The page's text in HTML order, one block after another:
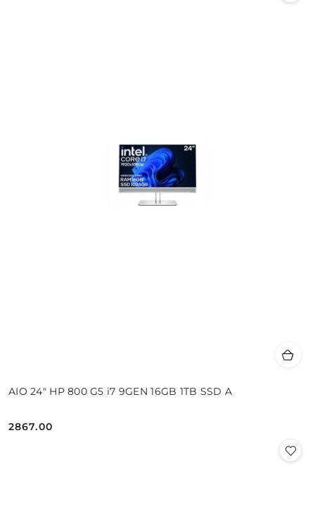
AIO 24" HP 800 G5 i7 9GEN 16GB 1TB SSD A
Cena:
2867.00